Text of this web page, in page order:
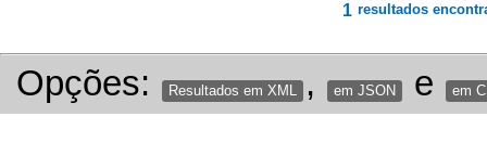
1 resultados
Opções: Resultados em XML , em JSON e em